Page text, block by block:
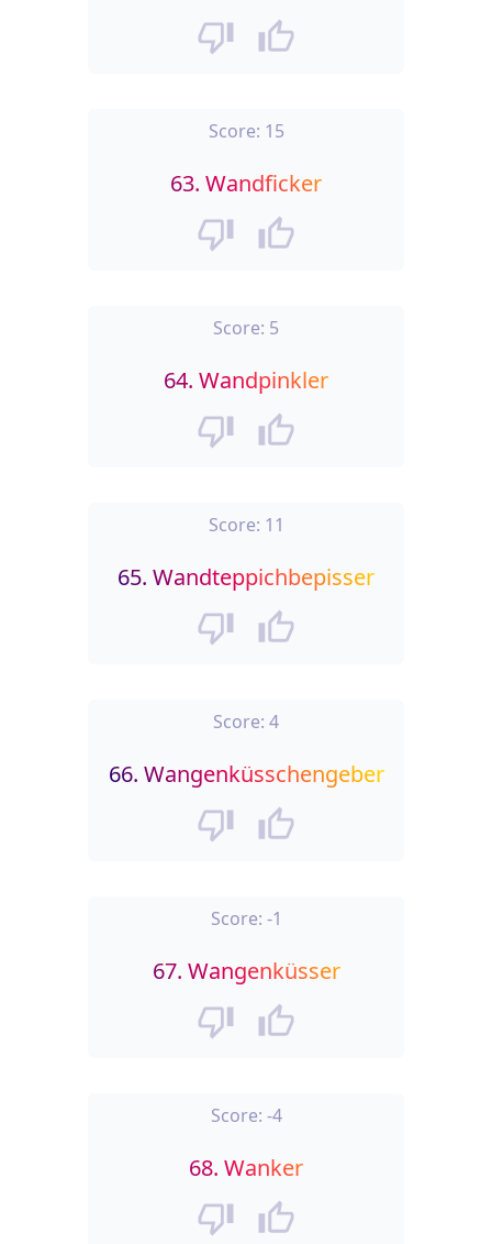
Score: 15
63. Wandficker
Score: 5
64. Wandpinkler
Score: 11
65. Wandteppichbepisser
Score: 4
66. Wangenküsschengeber
Score: -1
67. Wangenküsser
Score: -4
68. Wanker